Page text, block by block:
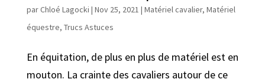
parChloé Lagocki | Nov 25, 2021 | Matériel cavalier, Matériel
équestre, Trucs Astuces
En équitation, de plus en plus de matériel est en
mouton. La crainte des cavaliers autour de ce